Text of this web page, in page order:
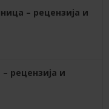
– рецензија и
рецензија и